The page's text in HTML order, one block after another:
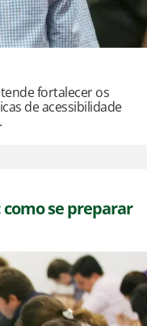
fortalecer os
de acessibilidade
como se preparar